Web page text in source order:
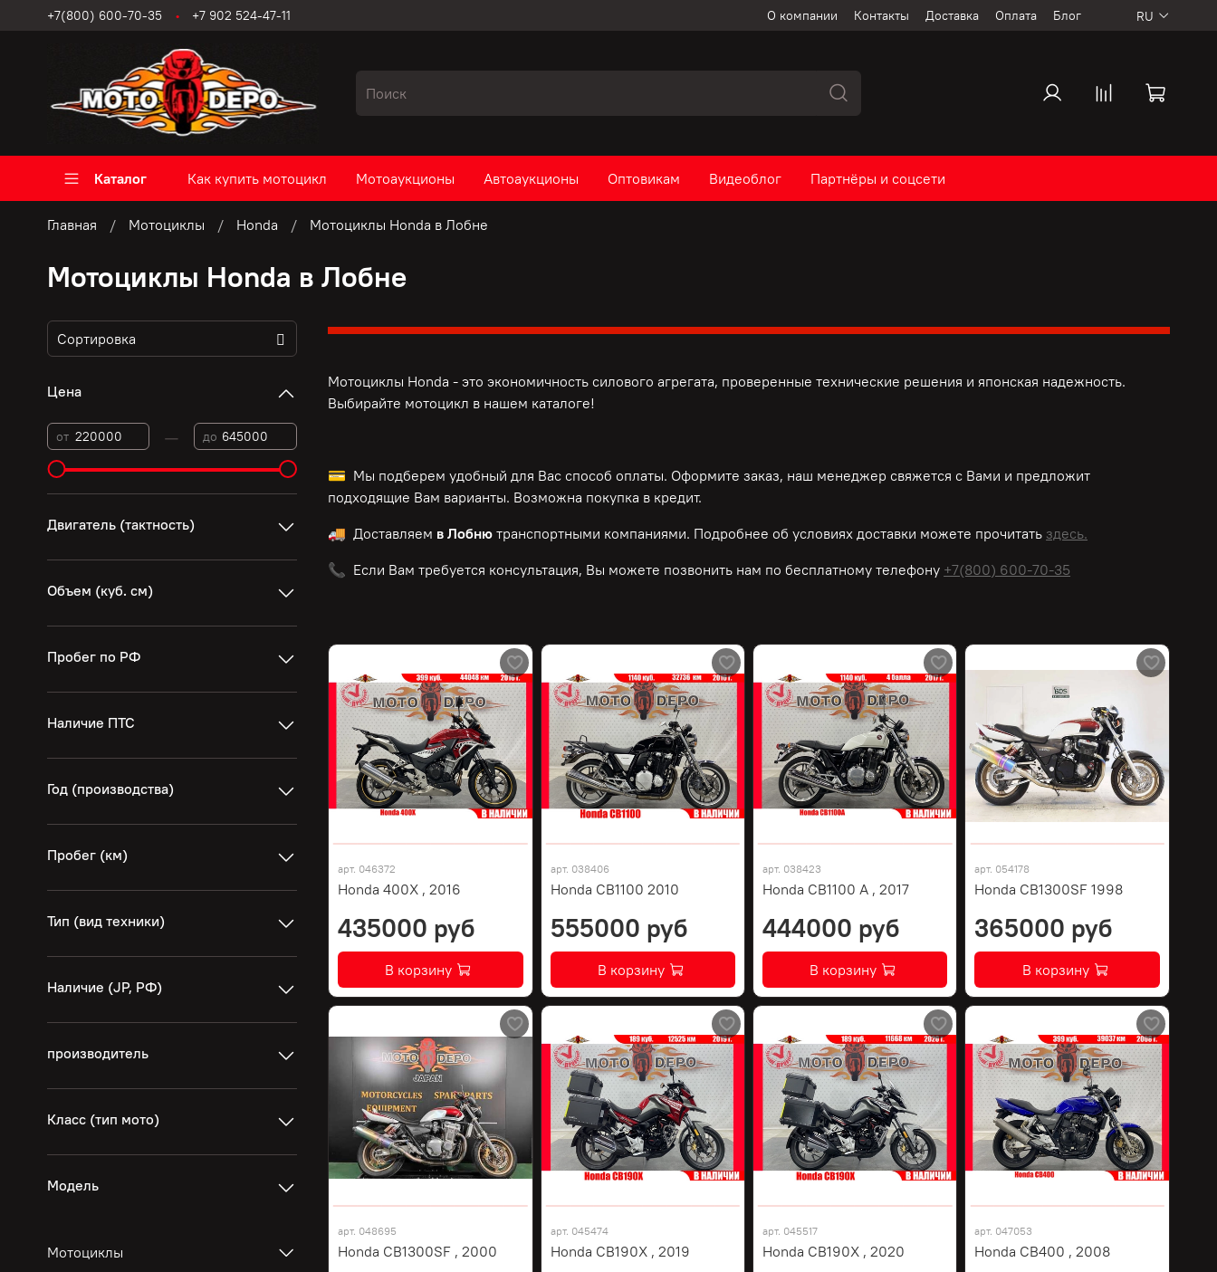
О компании Контакты Доставка Оплата Блог
+7(800) 600-70-35 +7 902 524-47-11 RU
Каталог Как купить мотоцикл Мотоаукционы Автоаукционы Оптовикам Видеоблог Партнёры и соцсети
Главная Мотоциклы Honda Мотоциклы Honda в Лобне
Мотоциклы Honda в Лобне
Мотоциклы Honda - это экономичность силового агрегата, проверенные технические решения ияпонская надежность.
Выбирайте мотоцикл в нашем каталоге!
💳 Мы подберем удобный для Вас способ оплаты. Оформите заказ, наш менеджер свяжется с Вами и предложит
подходящие Вам варианты. Возможна покупка в кредит.
🚚 Доставляем в Лобню транспортными компаниями. Подробнее об условиях доставки можете прочитать здесь.
📞 Если Вам требуется консультация, Вы можете позвонить нам по бесплатномутелефону +7(800) 600-70-35
арт. 046372
Honda 400X , 2016
435000 руб
В корзину
арт. 038406
Honda CB1100 2010
555000 руб
В корзину
арт. 038423
Honda CB1100 A , 2017
444000 руб
В корзину
арт. 054178
Honda CB1300SF 1998
365000 руб
В корзину
арт. 048695
Honda CB1300SF , 2000
арт. 045474
Honda CB190X , 2019
арт. 045517
Honda CB190X , 2020
арт. 047053
Honda CB400 , 2008
Цена
от — до
Двигатель (тактность)
Объем (куб. см)
Пробег по РФ
Наличие ПТС
Год (производства)
Пробег (км)
Тип (вид техники)
Наличие (JP, РФ)
производитель
Класс (тип мото)
Модель
Мотоциклы